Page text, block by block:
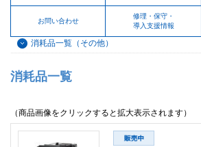
お問い合わせ
修理・保守・
導入支援情報
消耗品一覧（その他）
消耗品一覧
（商品画像をクリックすると拡大表示されます）